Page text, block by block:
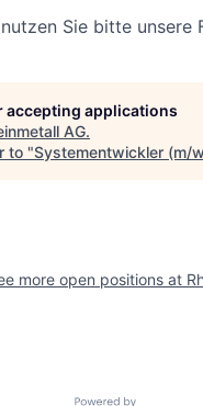
Sie bitte
accepting applications
AG.
to "Systementwickler (m/
more open positions at